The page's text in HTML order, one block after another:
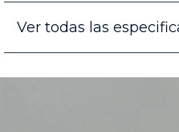
Ver todas las